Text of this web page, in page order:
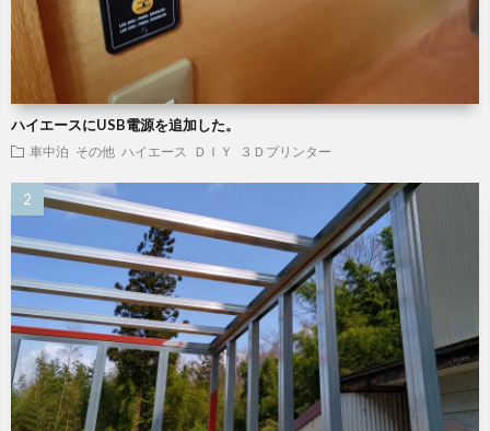
ハイエースにUSB電源を追加した。
車中泊 その他 ハイエース ＤＩＹ ３Ｄプリンター